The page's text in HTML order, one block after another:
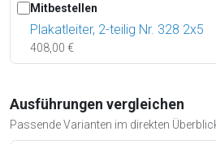
Mitbestellen
Plakatleiter, 2-teilig Nr. 328 2x5
408,00 €
Ausführungen vergleichen
Passende Varianten im direkten